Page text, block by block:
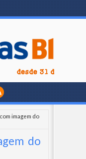
imagem do
do